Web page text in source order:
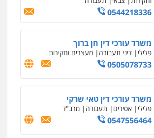
0506217771
פלילי בטחוני צבאי נזיקין
0547780927
פלילי פשע חמור תעבורה צבא
וחקירות
0542255161